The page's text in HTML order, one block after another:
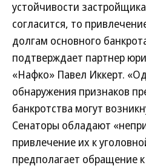
устойчивости
согласится, то
долгам основного
подтверждает партнер
«Нафко» Павел Иккерт.
обнаружения признаков
банкротства могут
Сенаторы обладают
привлечение их к
предполагает обращение к